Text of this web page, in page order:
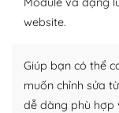
nhiều plugin trả
plugin của
thích chọn lựa
lập website của
website.
Giúp bạn có thể
muốn chỉnh sửa
dễ dàng phù hợp